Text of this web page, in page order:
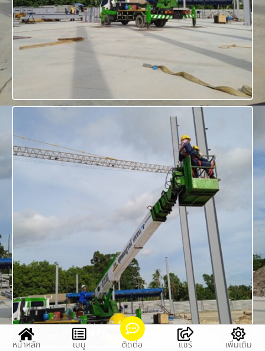
หน้าหลัก เมนู ติดต่อ แชร์ เพิ่มเติม